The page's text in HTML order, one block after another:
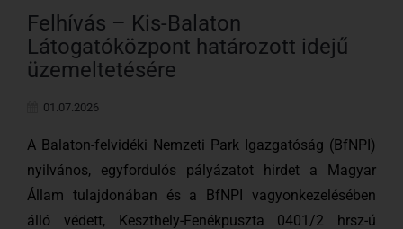
Felhívás – Kis-Balaton
Látogatóközpont határozott idejű
üzemeltetésére
01.07.2026
A Balaton-felvidéki Nemzeti Park Igazgatóság (BfNPI)
nyilvános, egyfordulós pályázatot hirdet a Magyar
Állam tulajdonában és a BfNPI vagyonkezelésében
álló védett, Keszthely-Fenékpuszta 0401/2 hrsz-ú